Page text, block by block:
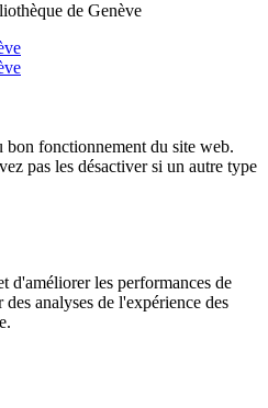
de Genève
bon fonctionnement du site web.
pas les désactiver si un autre type
d'améliorer les performances de
analyses de l'expérience des